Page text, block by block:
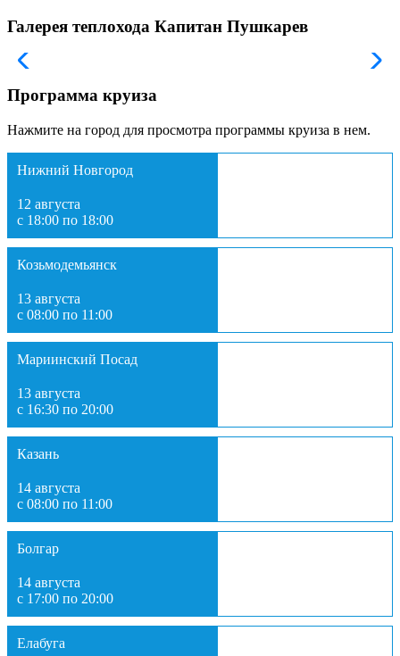
Галерея теплохода Капитан Пушкарев
Программа круиза
Нажмите на город для просмотра программы круиза в нем.
Нижний Новгород
12 августа
с 18:00 по 18:00
Козьмодемьянск
13 августа
с 08:00 по 11:00
Мариинский Посад
13 августа
с 16:30 по 20:00
Казань
14 августа
с 08:00 по 11:00
Болгар
14 августа
с 17:00 по 20:00
Елабуга